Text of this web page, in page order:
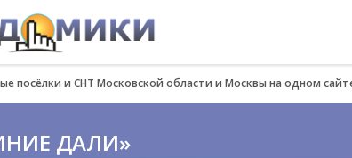
посёлки и СНТ Московской области и Москвы на одном
ДАЛИ»